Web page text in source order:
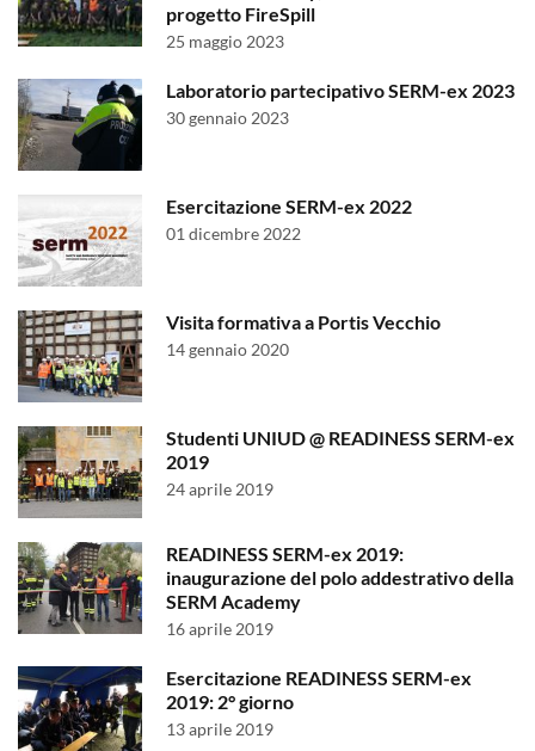
progetto FireSpill
25 maggio 2023
Laboratorio partecipativo SERM-ex 2023
30 gennaio 2023
Esercitazione SERM-ex 2022
01 dicembre 2022
Visita formativa a Portis Vecchio
14 gennaio 2020
Studenti UNIUD @ READINESS SERM-ex
2019
24 aprile 2019
READINESS SERM-ex 2019:
inaugurazione del polo addestrativo della
SERM Academy
16 aprile 2019
Esercitazione READINESS SERM-ex
2019: 2° giorno
13 aprile 2019